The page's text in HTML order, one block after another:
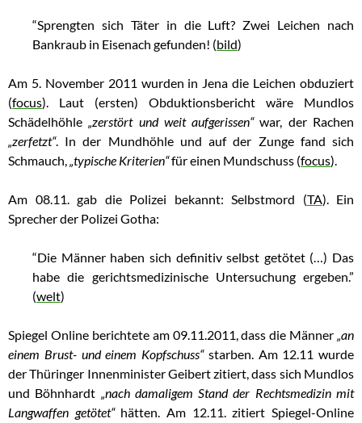
“Sprengten sich Täter in die Luft? Zwei Leichen nach
Bankraub in Eisenach gefunden! (bild)
Am 5. November 2011 wurden in Jena die Leichen obduziert
(focus). Laut (ersten) Obduktionsbericht wäre Mundlos
Schädelhöhle„zerstört und weit aufgerissen“war, der Rachen
„zerfetzt“. In der Mundhöhle und auf der Zunge fand sich
Schmauch,„typische Kriterien“für einen Mundschuss (focus).
Am 08.11. gab die Polizei bekannt: Selbstmord (TA). Ein
Sprecher der Polizei Gotha:
“Die Männer haben sich definitiv selbst getötet (…) Das
habe die gerichtsmedizinische Untersuchung ergeben.”
(welt)
Spiegel Online berichtete am 09.11.2011, dass die Männer „an
einem Brust- und einem Kopfschuss“starben. Am 12.11 wurde
der Thüringer Innenminister Geibert zitiert, dass sich Mundlos
und Böhnhardt „nach damaligem Stand der Rechtsmedizin mit
Langwaffen getötet“ hätten. Am 12.11. zitiert Spiegel-Online